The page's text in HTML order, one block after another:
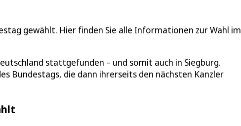
gewählt. Hier finden Sie alle Informationen zur Wahl im
stattgefunden – und somit auch in Siegburg.
Bundestags, die dann ihrerseits den nächsten Kanzler